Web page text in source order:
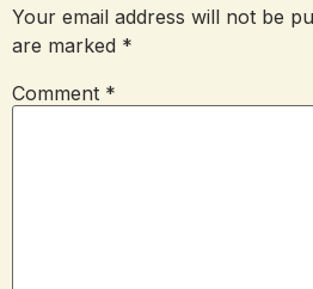
Your email address will not be
are marked *
Comment *